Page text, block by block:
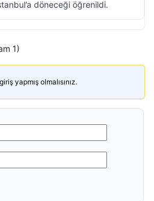
döneceği öğrenildi.
1)
yapmış olmalısınız.